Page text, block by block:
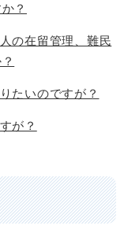
？
の在留管理、難民
たいのですが？
が？